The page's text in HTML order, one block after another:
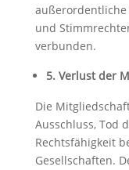
und
verbunden.
5. Verlust der
Die
Ausschluss, Tod
Rechtsfähigkeit
Gesellschaften.